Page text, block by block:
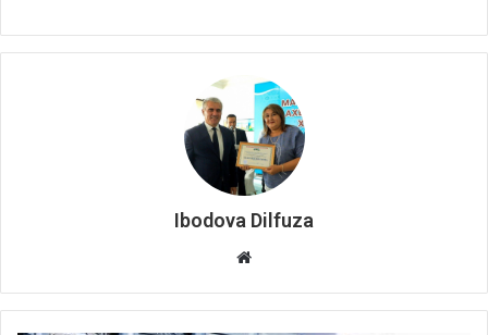
Ibodova Dilfuza
Website